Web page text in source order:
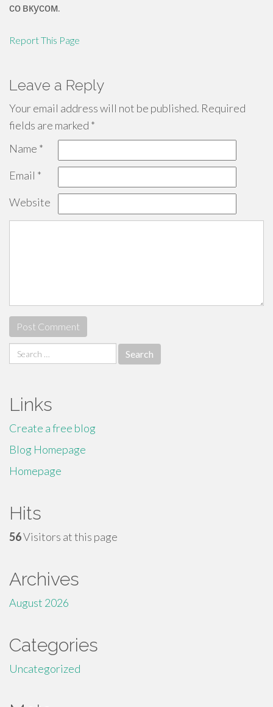
со вкусом.
Report This Page
Leave a Reply
Your email address will not be published. Required
fields are marked *
Name *
Email *
Website
Search
for:
Links
Create a free blog
Blog Homepage
Homepage
Hits
56Visitors at this page
Archives
August 2026
Categories
Uncategorized